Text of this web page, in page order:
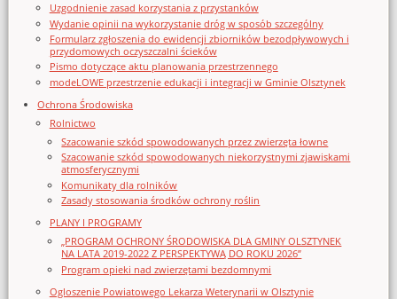
Uzgodnienie zasad korzystania z przystanków
Wydanie opinii na wykorzystanie dróg w sposób szczególny
Formularz zgłoszenia do ewidencji zbiorników bezodpływowych i
przydomowych oczyszczalni ścieków
Pismo dotyczące aktu planowania przestrzennego
modeLOWE przestrzenie edukacji i integracji w Gminie Olsztynek
Ochrona Środowiska
Rolnictwo
Szacowanie szkód spowodowanych przez zwierzęta łowne
Szacowanie szkód spowodowanych niekorzystnymi zjawiskami
atmosferycznymi
Komunikaty dla rolników
Zasady stosowania środków ochrony roślin
PLANY I PROGRAMY
„PROGRAM OCHRONY ŚRODOWISKA DLA GMINY OLSZTYNEK
NA LATA 2019-2022 Z PERSPEKTYWĄ DO ROKU 2026”
Program opieki nad zwierzętami bezdomnymi
Ogloszenie Powiatowego Lekarza Weterynarii w Olsztynie